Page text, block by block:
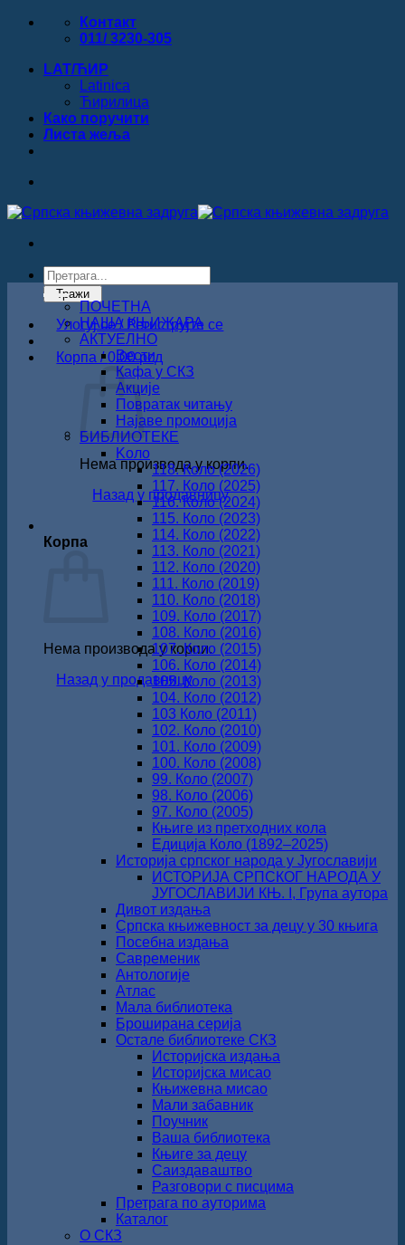
Прескочи
Контакт
011/ 3230-305
LAT/ЋИР
Latinica
Ћирилица
Како поручити
Листa жеља
Products
search
Тражи
Улогуј се / Региструјте се
Корпа /0.00рсд
Нема производа у корпи.
Назад у продавницу
Корпа
Нема производа у корпи.
Назад у продавницу
ПОЧЕТНА
НАША КЊИЖАРА
АКТУЕЛНО
Вести
Кафа у СКЗ
Акције
Повратак читању
Најаве промоција
БИБЛИОТЕКЕ
Koло
118. Коло (2026)
117. Коло (2025)
116. Коло (2024)
115. Коло (2023)
114. Коло (2022)
113. Коло (2021)
112. Коло (2020)
111. Коло (2019)
110. Коло (2018)
109. Коло (2017)
108. Коло (2016)
107. Коло (2015)
106. Коло (2014)
105. Коло (2013)
104. Коло (2012)
103 Коло (2011)
102. Коло (2010)
101. Коло (2009)
100. Коло (2008)
99. Коло (2007)
98. Коло (2006)
97. Коло (2005)
Књиге из претходних кола
Едиција Коло (1892‒2025)
Историја српског народа у Југославији
ИСТОРИЈА СРПСКОГ НАРОДА У
ЈУГОСЛАВИЈИ КЊ. I, Група аутора
Дивот издања
Српска књижевност за децу у 30 књига
Посебна издања
Савременик
Антологије
Атлас
Мала библиотека
Броширана серија
Остале библиотеке СКЗ
Историјска издања
Историјска мисао
Књижевна мисао
Мали забавник
Поучник
Ваша библиотека
Књиге за децу
Саиздаваштво
Разговори с писцима
Претрага по ауторима
Каталог
О СКЗ